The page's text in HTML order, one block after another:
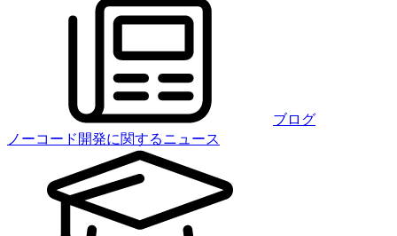
ブログ
ノーコード開発に関するニュース